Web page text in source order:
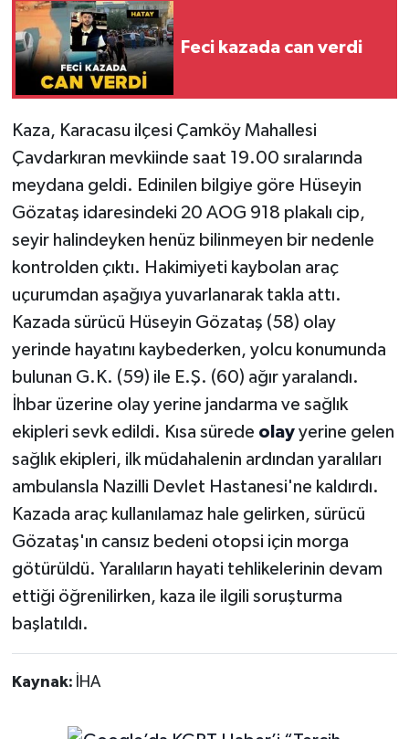
Feci kazada can verdi
Kaza, Karacasu ilçesi Çamköy Mahallesi
Çavdarkıran mevkiinde saat 19.00 sıralarında
meydana geldi. Edinilen bilgiye göre Hüseyin
Gözataş idaresindeki 20 AOG 918 plakalı cip,
seyir halindeyken henüz bilinmeyen bir nedenle
kontrolden çıktı. Hakimiyeti kaybolan araç
uçurumdan aşağıya yuvarlanarak takla attı.
Kazada sürücü Hüseyin Gözataş (58) olay
yerinde hayatını kaybederken, yolcu konumunda
bulunan G.K. (59) ile E.Ş. (60) ağır yaralandı.
İhbar üzerine olay yerine jandarma ve sağlık
ekipleri sevk edildi. Kısa sürede olay yerine gelen
sağlık ekipleri, ilk müdahalenin ardından yaralıları
ambulansla Nazilli Devlet Hastanesi'ne kaldırdı.
Kazada araç kullanılamaz hale gelirken, sürücü
Gözataş'ın cansız bedeni otopsi için morga
götürüldü. Yaralıların hayati tehlikelerinin devam
ettiği öğrenilirken, kaza ile ilgili soruşturma
başlatıldı.
Kaynak: İHA